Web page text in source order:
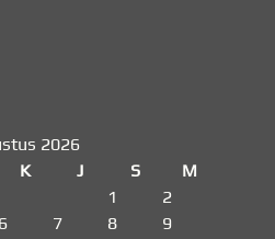
2026
K J S
M
1
2
6 7 8 9